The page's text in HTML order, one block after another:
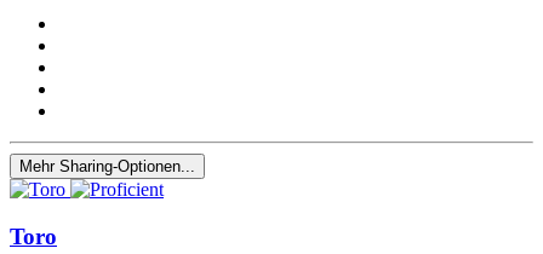
Mehr Sharing-Optionen...
Toro